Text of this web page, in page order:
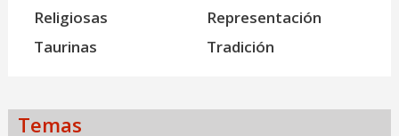
Religiosas
Representación
Taurinas
Tradición
Temas